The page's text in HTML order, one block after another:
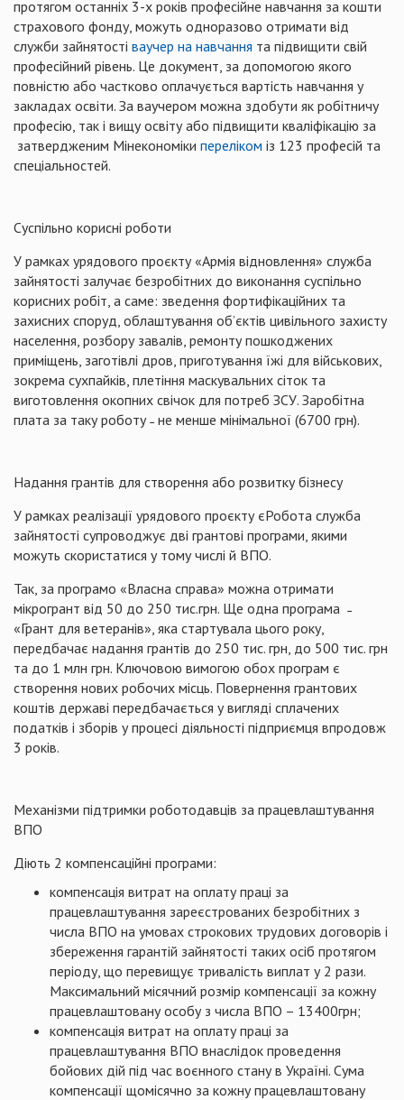
протягом останніх 3-х років професійне навчання за кошти
страхового фонду, можуть одноразово отримати від
служби зайнятості ваучер на навчання та підвищити свій
професійний рівень. Це документ, за допомогою якого
повністю або частково оплачується вартість навчання у
закладах освіти. За ваучером можна здобути як робітничу
професію, так і вищу освіту або підвищити кваліфікацію за
затвердженим Мінекономіки переліком із 123 професій та
спеціальностей.
Суспільно корисні роботи
У рамках урядового проєкту «Армія відновлення» служба
зайнятості залучає безробітних до виконання суспільно
корисних робіт, а саме: зведення фортифікаційних та
захисних споруд, облаштування об’єктів цивільного захисту
населення, розбору завалів, ремонту пошкоджених
приміщень, заготівлі дров, приготування їжі для військових,
зокрема сухпайків, плетіння маскувальних сіток та
виготовлення окопних свічок для потреб ЗСУ. Заробітна
плата за таку роботу ˗ не менше мінімальної (6700 грн).
Надання грантів для створення або розвитку бізнесу
У рамках реалізації урядового проєкту єРобота служба
зайнятості супроводжує дві грантові програми, якими
можуть скористатися у тому числі й ВПО.
Так, за програмо «Власна справа» можна отримати
мікрогрант від 50 до 250 тис.грн. Ще одна програма ˗
«Грант для ветеранів», яка стартувала цього року,
передбачає надання грантів до 250 тис. грн, до 500 тис. грн
та до 1 млн грн. Ключовою вимогою обох програм є
створення нових робочих місць. Повернення грантових
коштів державі передбачається у вигляді сплачених
податків і зборів у процесі діяльності підприємця впродовж
3 років.
Механізми підтримки роботодавців за працевлаштування
ВПО
Діють 2 компенсаційні програми:
компенсація витрат на оплату праці за
працевлаштування зареєстрованих безробітних з
числа ВПО на умовах строкових трудових договорів і
збереження гарантій зайнятості таких осіб протягом
періоду, що перевищує тривалість виплат у 2 рази.
Максимальний місячний розмір компенсації за кожну
працевлаштовану особу з числа ВПО – 13400грн;
компенсація витрат на оплату праці за
працевлаштування ВПО внаслідок проведення
бойових дій під час воєнного стану в Україні. Сума
компенсації щомісячно за кожну працевлаштовану